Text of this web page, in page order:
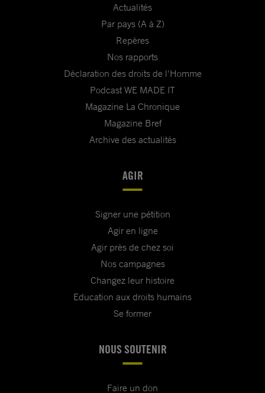
Actualités
Par pays (A à Z)
Repères
Nos rapports
Déclaration des droits de l'Homme
Podcast WE MADE IT
Magazine La Chronique
Magazine Bref
Archive des actualités
AGIR
Signer une pétition
Agir en ligne
Agir près de chez soi
Nos campagnes
Changez leur histoire
Education aux droits humains
Se former
NOUS SOUTENIR
Faire un don